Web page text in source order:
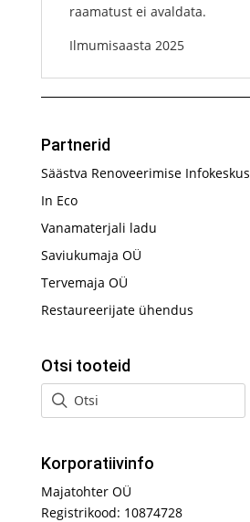
raamatust ei avaldata.
Ilmumisaasta 2025
Partnerid
Säästva Renoveerimise Infokeskus
In Eco
Vanamaterjali ladu
Saviukumaja OÜ
Tervemaja OÜ
Restaureerijate ühendus
Otsi tooteid
Korporatiivinfo
Majatohter OÜ
Registrikood: 10874728